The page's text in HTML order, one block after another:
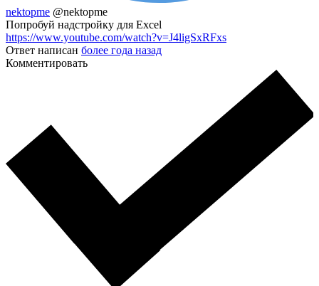
nektopme @nektopme
Попробуй надстройку для Excel
https://www.youtube.com/watch?v=J4ligSxRFxs
Ответ написан более года назад
Комментировать